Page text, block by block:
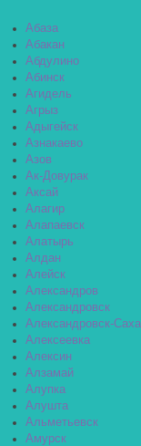
Абаза
Абакан
Абдулино
Абинск
Агидель
Агрыз
Адыгейск
Азнакаево
Азов
Ак-Довурак
Аксай
Алагир
Алапаевск
Алатырь
Алдан
Алейск
Александров
Александровск
Александровск-
Алексеевка
Алексин
Алзамай
Алупка
Алушта
Альметьевск
Амурск